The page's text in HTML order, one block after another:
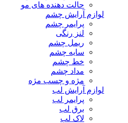
حالت دهنده های مو
لوازم آرایش چشم
پرایمر چشم
لنز رنگی
ریمل چشم
سایه چشم
خط چشم
مداد چشم
مژه و چسب مژه
لوازم آرایش لب
پرایمر لب
برق لب
لاک لب